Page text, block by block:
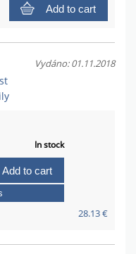
Add to cart
Vydáno: 01.11.2018
In stock
Add to cart
28.13 €